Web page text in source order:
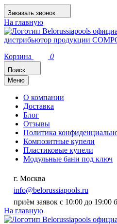
Заказать звонок
На главную
Корзина 0
Поиск
Меню
О компании
Доставка
Блог
Отзывы
Политика
Композитные купели
Пластиковые купели
Модульные бани под ключ
г. Москва
info@belorussiapools.ru
приём заявок с 10:00 до 19:00
На главную